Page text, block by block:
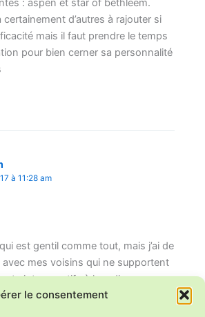
le consentement
: aspen et star of bethléem.
d’autres à rajouter si
mais il faut prendre le temps
pour bien cerner sa personnalité
à 11:28 am
est gentil comme tout, mais j’ai de
mes voisins qui ne supportent
intempestifs à leur dire, car
pas là mon chien peut rester des